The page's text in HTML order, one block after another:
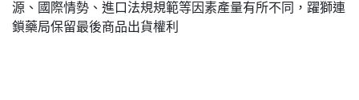
源、國際情勢、進口法規規範等因素產量有所不同，躍獅連
鎖藥局保留最後商品出貨權利